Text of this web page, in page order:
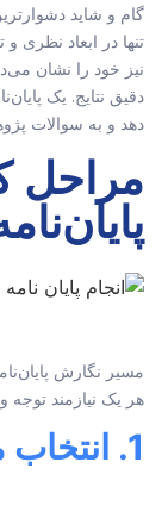
گام و شاید
تنها در ابعاد نظری
نیز خود را نشان
دقیق نتایج. یک
دهد و به سوالات
مراحل
مسیر نگارش
هر یک نیازمند
1. انتخاب موضوع پژوهش